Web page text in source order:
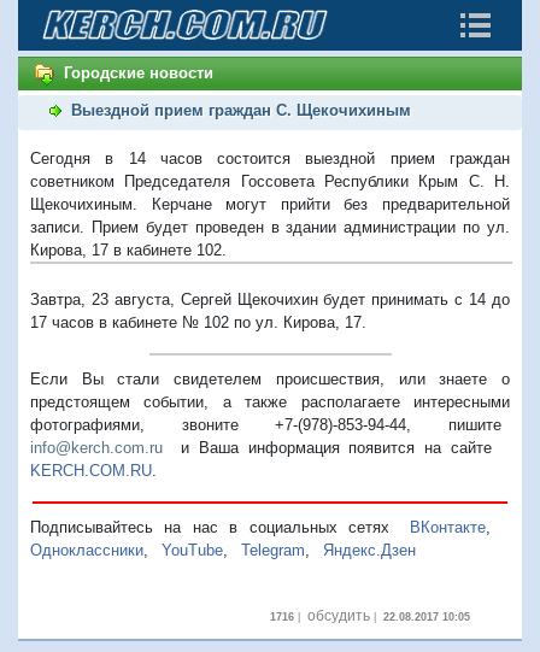
Городские новости
Выездной прием граждан С. Щекочихиным
Сегодня в 14 часов состоится выездной прием граждан
советником Председателя Госсовета Республики Крым С. Н.
Щекочихиным. Керчане могут прийти без предварительной
записи. Прием будет проведен в здании администрации по ул.
Кирова, 17 в кабинете 102.
Завтра, 23 августа, Сергей Щекочихин будет принимать с 14 до
17 часов в кабинете № 102 по ул. Кирова, 17.
Если Вы стали свидетелем происшествия, или знаете о
предстоящем событии, а также располагаете интересными
фотографиями, звоните +7-(978)-853-94-44, пишите
info@kerch.com.ru и Ваша информация появится на сайте
KERCH.COM.RU
Подписывайтесь на нас в социальных сетях ВКонтакте,
Одноклассники
YouTube Telegram Яндекс.Дзен
1716| обсудить| 22.08.2017 10:05